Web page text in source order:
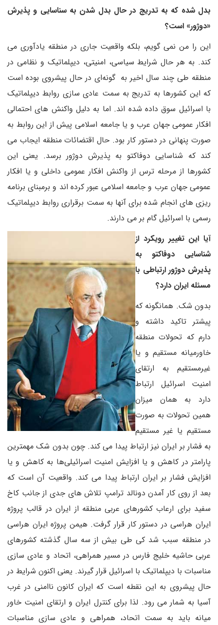
بدل شده که به تدریج در حال بدل شدن به سناسایی و پذیرش
«دوژور» است؟
این را من نمی گویم، بلکه واقعیت جاری در منطقه یادآوری می
کند. به هر حال شرایط سیاسی، امنیتی، دیپلماتیک و نظامی در
منطقه طی چند سال اخیر به گونه‌ای در حال پیشروی بوده است
که این کشورها به تدریج به سمت عادی سازی روابط دیپلماتیک
با اسرائیل سوق داده شده اند. اما به دلیل واکنش های احتمالی
افکار عمومی جهان عرب و یا جامعه اسلامی پیش از این روابط به
صورت پنهانی در دستور کار بود. حال اقتضائات منطقه ایجاب می
کند که شناسایی دوفاکتو به پذیرش دوژور برسد. یعنی این
کشورها از مرحله ترس از واکنش افکار عمومی داخلی و یا افکار
عمومی جهان عرب و جامعه اسلامی عبور کرده اند و برمبنای برنامه
ریزی های انجام شده برای آنها به سمت برقراری روابط دیپلماتیک
رسمی با اسرائیل گام بر می دارند.
آیا این تغییر رویکرد از
شناسایی دوفاکتو به
پذیرش دوژور ارتباطی با
مسئله ایران دارد؟
بدون شک. همانگونه که
پیشتر تاکید داشته و
دارم که تحولات منطقه
خاورمیانه مستقیم و یا
غیرمستقیم به ارتقای
امنیت اسرائیل ارتباط
دارد به همان میزان
همین تحولات به صورت
مستقیم یا غیر مستقیم
به فشار بر ایران نیز ارتباط پیدا می کند. چون بدون شک مهمترین
پارامتر در کاهش و یا افزایش امنیت اسرائیلی‌ها به کاهش و یا
افزایش فشار بر ایران ارتباط پیدا می کند. واقعیت آن است که
بعد از روی کار آمدن دونالد ترامپ تلاش های جدی از جانب کاخ
سفید برای ارعاب کشورهای عربی منطقه از ایران در قالب پروژه
ایران هراسی در دستور کار قرار گرفت. هیمن پروژه ایران هراسی
در منطقه سبب شد کی طی بیش از سه سال گذشته کشورهای
عربی حاشیه خلیج فارس در مسیر همراهی، اتحاد و عادی سازی
مناسبات با دیپلماتیک با اسرائیل قرار گیرند. یعنی اکنون شرایط در
حال پیشروی به این نقطه است که ایران کانون ناامنی در غرب
آسیا به شمار می رود. لذا برای کنترل ایران و ارتقای امنیت خاور
میانه باید به سمت اتحاد، همراهی و عادی سازی مناسبات